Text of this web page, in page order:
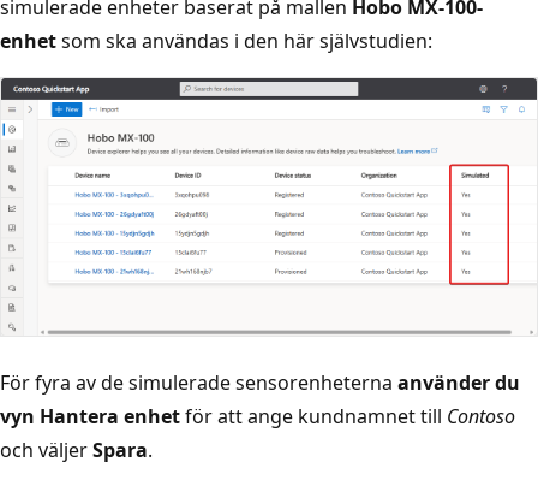
simulerade enheter baserat på mallen Hobo MX-100-
enhetsom ska användas i den här självstudien:
För fyra av de simulerade sensorenheterna använder du
vyn Hantera enhetför att ange kundnamnet till Contoso
och väljerSpara.